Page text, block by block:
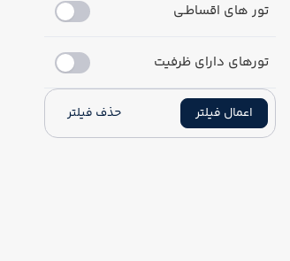
تور های اقساطـی
تورهای دارای ظرفیت
اعمال فیلتر حذف فیلتر